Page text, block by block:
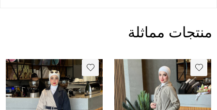
منتجات مماثلة